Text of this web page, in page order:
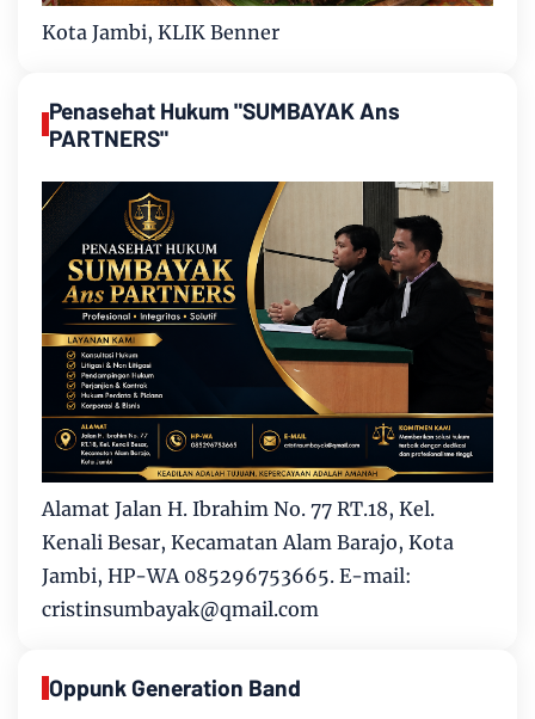
Kota Jambi, KLIK Benner
Penasehat Hukum "SUMBAYAK Ans
PARTNERS"
Alamat Jalan H. Ibrahim No. 77 RT.18, Kel.
Kenali Besar, Kecamatan Alam Barajo, Kota
Jambi, HP-WA 085296753665. E-mail:
cristinsumbayak@qmail.com
Oppunk Generation Band